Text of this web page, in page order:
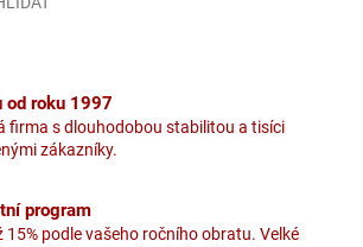
od roku 1997
firma s dlouhodobou stabilitou a tisíci
zákazníky.
program
15% podle vašeho ročního obratu. Velké